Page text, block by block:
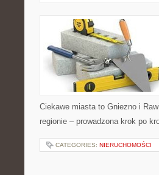
Ciekawe miasta to Gniezno i
regionie – prowadzona krok po
CATEGORIES: NIERUCHOMOŚCI